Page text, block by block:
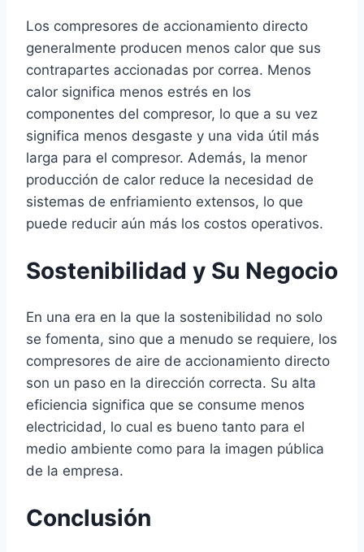
Los compresores de accionamiento directo
generalmente producen menos calor que sus
contrapartes accionadas por correa. Menos
calor significa menos estrés en los
componentes del compresor, lo que a su vez
significa menos desgaste y una vida útil más
larga para el compresor. Además, la menor
producción de calor reduce la necesidad de
sistemas de enfriamiento extensos, lo que
puede reducir aún más los costos operativos.
Sostenibilidad y Su Negocio
En una era en la que la sostenibilidad no solo
se fomenta, sino que a menudo se requiere, los
compresores de aire de accionamiento directo
son un paso en la dirección correcta. Su alta
eficiencia significa que se consume menos
electricidad, lo cual es bueno tanto para el
medio ambiente como para la imagen pública
de la empresa.
Conclusión